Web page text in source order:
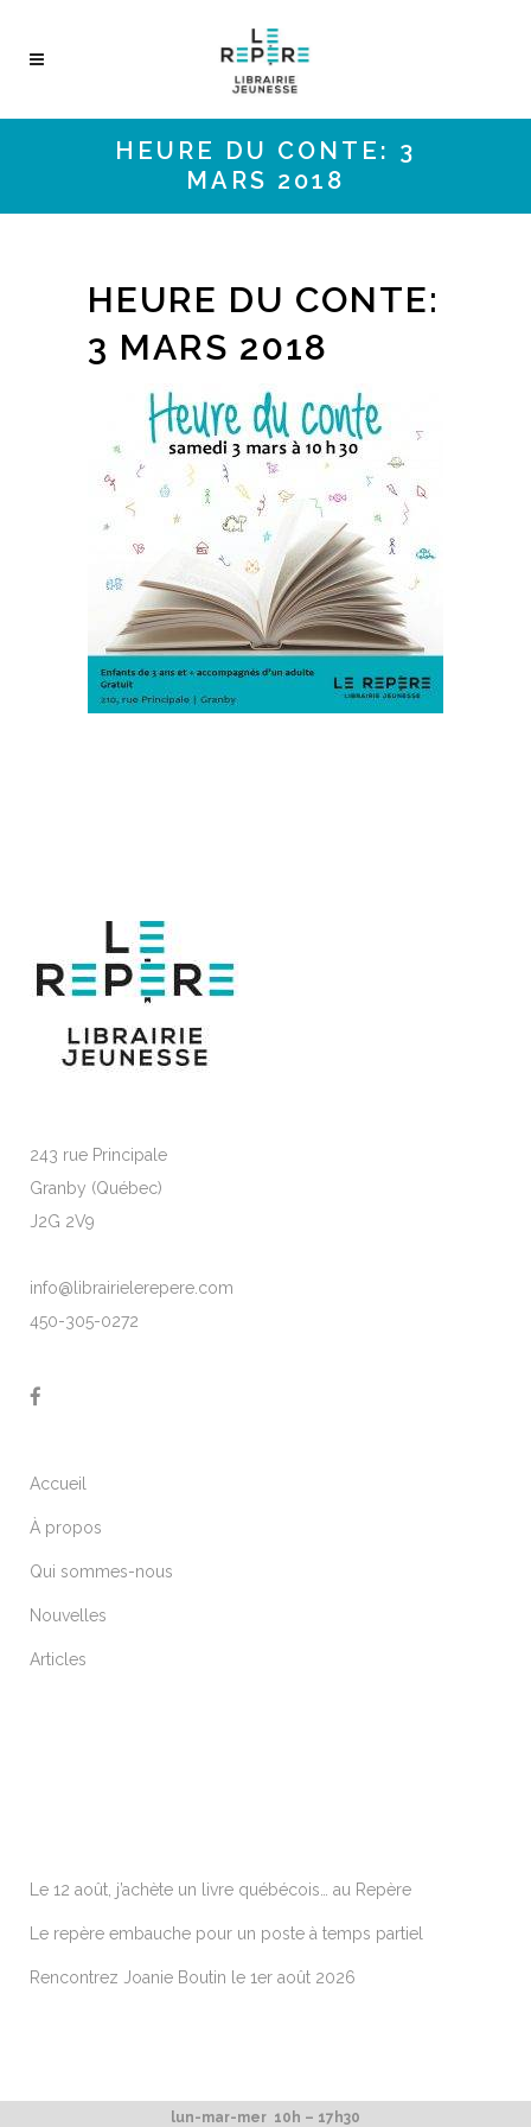
HEURE DU CONTE: 3
MARS 2018
HEURE DU CONTE:
3 MARS 2018
243 rue Principale
Granby (Québec)
J2G 2V9
info@librairielerepere.com
450-305-0272
Accueil
À propos
Qui sommes-nous
Nouvelles
Articles
Le 12 août, j’achète un livre québécois… au Repère
Le repère embauche pour un poste à temps partiel
Rencontrez Joanie Boutin le 1er août 2026
lun-mar-mer 10h – 17h30